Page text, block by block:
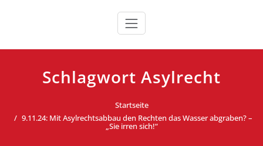
Schlagwort Asylrecht
Startseite
9.11.24: Mit Asylrechtsabbau den Rechten das Wasser abgraben? –
„Sie irren sich!“